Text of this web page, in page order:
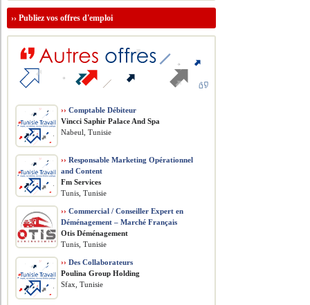
››Publiez vos offres d'emploi
›› Comptable Débiteur
Vincci Saphir Palace And Spa
Nabeul, Tunisie
›› Responsable Marketing Opérationnel
and Content
Fm Services
Tunis, Tunisie
›› Commercial / Conseiller Expert en
Déménagement – Marché Français
Otis Déménagement
Tunis, Tunisie
›› Des Collaborateurs
Poulina Group Holding
Sfax, Tunisie